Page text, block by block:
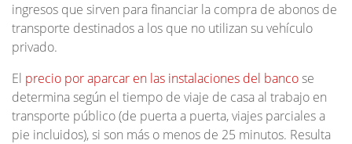
ingresos que sirven para financiar la compra de abonos de
transporte destinados a los que no utilizan su vehículo
privado.
El precio por aparcar en las instalaciones del bancose
determina según el tiempo de viaje de casa al trabajo en
transporte público (de puerta a puerta, viajes parciales a
pie incluidos), si son más o menos de 25 minutos. Resulta